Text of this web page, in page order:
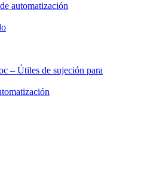
automatización
– Útiles de sujeción para